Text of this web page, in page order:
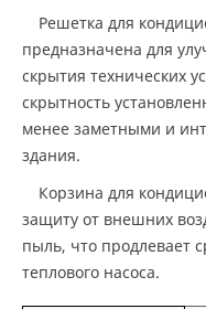
Решетка для кондиционера или теплового насоса
предназначена для
скрытия технических
скрытность
менее заметными и
здания.
Корзина для кондиционера также обеспечивают
защиту от внешних
пыль, что продлевает
теплового насоса.